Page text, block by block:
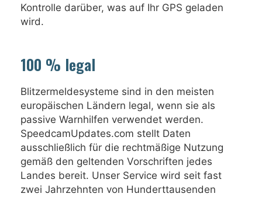
Kontrolle darüber, was auf Ihr GPS geladen
wird.
100 % legal
Blitzermeldesysteme sind in den meisten
europäischen Ländern legal, wenn sie als
passive Warnhilfen verwendet werden.
SpeedcamUpdates.com stellt Daten
ausschließlich für die rechtmäßige Nutzung
gemäß den geltenden Vorschriften jedes
Landes bereit. Unser Service wird seit fast
zwei Jahrzehnten von Hunderttausenden